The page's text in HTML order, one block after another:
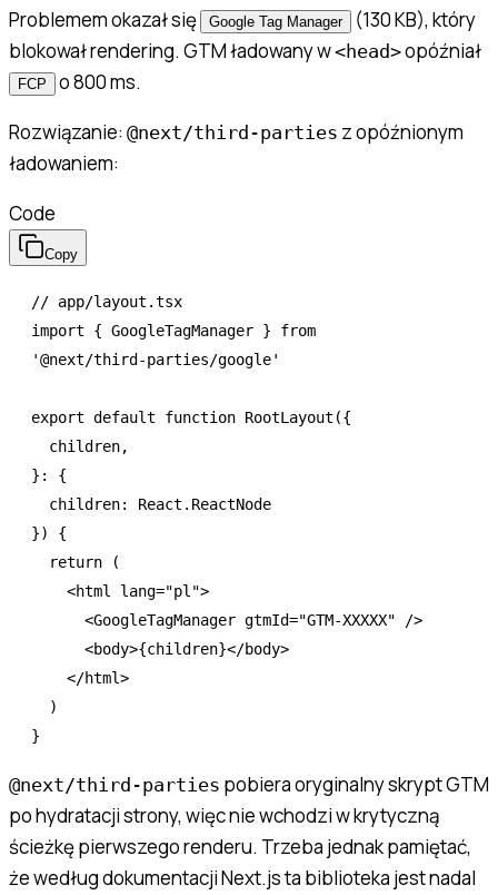
Problemem okazał się Google Tag Manager
(130 KB), który
blokował rendering. GTM ładowany w<head>opóźniał
FCP
o 800 ms.
Rozwiązanie: @next/third-parties z opóźnionym
ładowaniem:
Code
Copy
// app/layout.tsx
import { GoogleTagManager } from
'@next/third-parties/google'
export default function RootLayout ({
  children
,
} :
{
  children
: React . ReactNode
}) {
  return
(
    <
html lang="pl">
      <
GoogleTagManager gtmId="GTM-XXXXX" />
      <
body>{children}</body>
    </
html>
  )
}
@next/third-parties pobiera oryginalny skrypt GTM
po hydratacji strony, więc nie wchodzi w krytyczną
ścieżkę pierwszego renderu. Trzeba jednak pamiętać,
że według dokumentacji Next.js ta biblioteka jest nadal